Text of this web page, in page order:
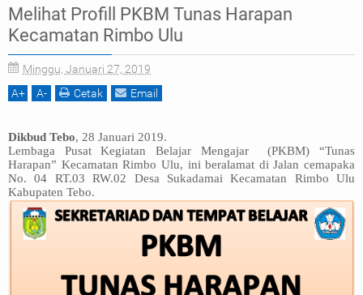
Akreditasi Sekolah/Madrasah
Bidang Pembinaan PAUD dan PNF
Info Pilihan
Melihat Profill PKBM Tunas Harapan Kecamatan Rimbo Ulu
Melihat Profill PKBM Tunas Harapan
Kecamatan Rimbo Ulu
Minggu, Januari 27, 2019
A+ A- Cetak Email
Dikbud Tebo, 28 Januari 2019.
Lembaga Pusat Kegiatan Belajar Mengajar
(PKBM) “Tunas
Harapan” Kecamatan Rimbo Ulu, ini beralamat di Jalan cemapaka
No. 04 RT.03 RW.02 Desa Sukadamai Kecamatan Rimbo Ulu
Kabupaten Tebo.
J D I H
ADUAN